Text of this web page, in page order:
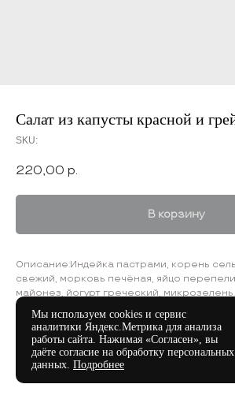
Мы используем cookies и сервис
аналитики Яндекс.Метрика для анализа
работы сайта. Нажимая «Согласен», вы
даёте согласие на обработку персональных
данных. Подробнее
Салат из капусты красной и
SKU:
220,00 р.
В корзину
Описание:Индейка пастрами, корень
свежий, морковь печёная, яйцо
майонез, йогурт греческий, микрозелень.
Хранить при t +4±2
Срок хранения: 12 часов